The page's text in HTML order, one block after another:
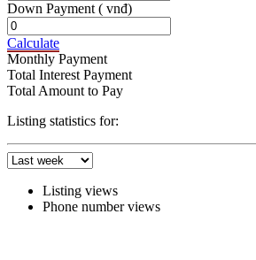
Down Payment ( vnđ)
Calculate
Monthly Payment
Total Interest Payment
Total Amount to Pay
Listing statistics for:
Listing views
Phone number views